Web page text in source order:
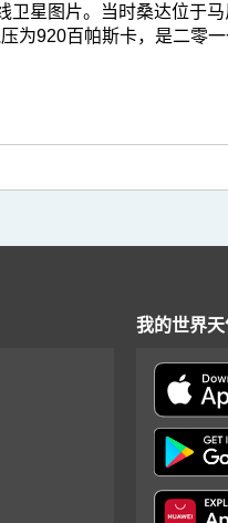
卫星图片。当时桑达位于
为920百帕斯卡，是二零
我的世界天